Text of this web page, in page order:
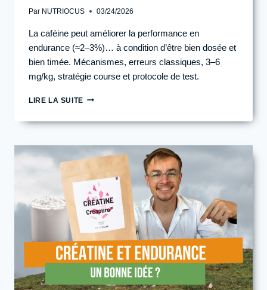
Par NUTRIOCUS 03/24/2026
La caféine peut améliorer la performance en
endurance (≈2–3%)… à condition d’être bien dosée et
bien timée. Mécanismes, erreurs classiques, 3–6
mg/kg, stratégie course et protocole de test.
LIRE LA SUITECAFÉINE
L’EFFORT
4ᵉ
DE
LA
PERFORMANCE
EN
ENDURANCE
(DOSAGE,
TIMING,
PROTOCOLE)